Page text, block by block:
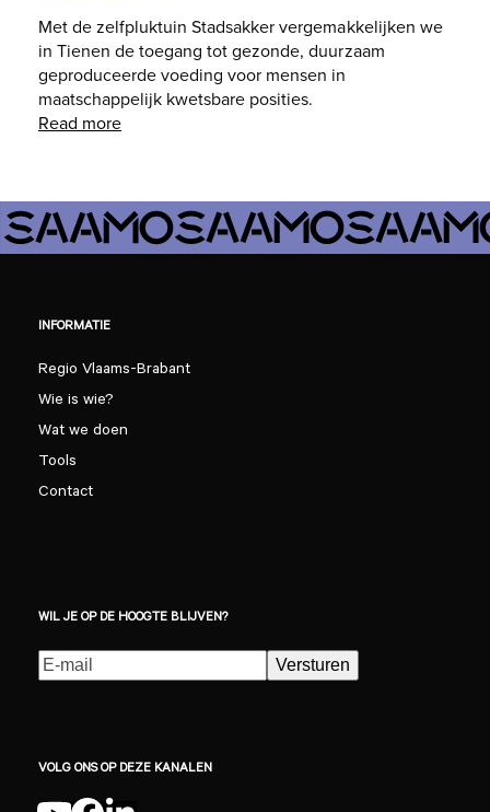
Met de zelfpluktuin Stadsakker vergemakkelijken we
in Tienen de toegang tot gezonde, duurzaam
geproduceerde voeding voor mensen in
maatschappelijk kwetsbare posities.
Read more
INFORMATIE
Regio Vlaams-Brabant
Wie is wie?
Wat we doen
Tools
Contact
WIL JE OP DE HOOGTE BLIJVEN?
E-
mailadres(Vereist)
Versturen
VOLG ONS OP DEZE KANALEN